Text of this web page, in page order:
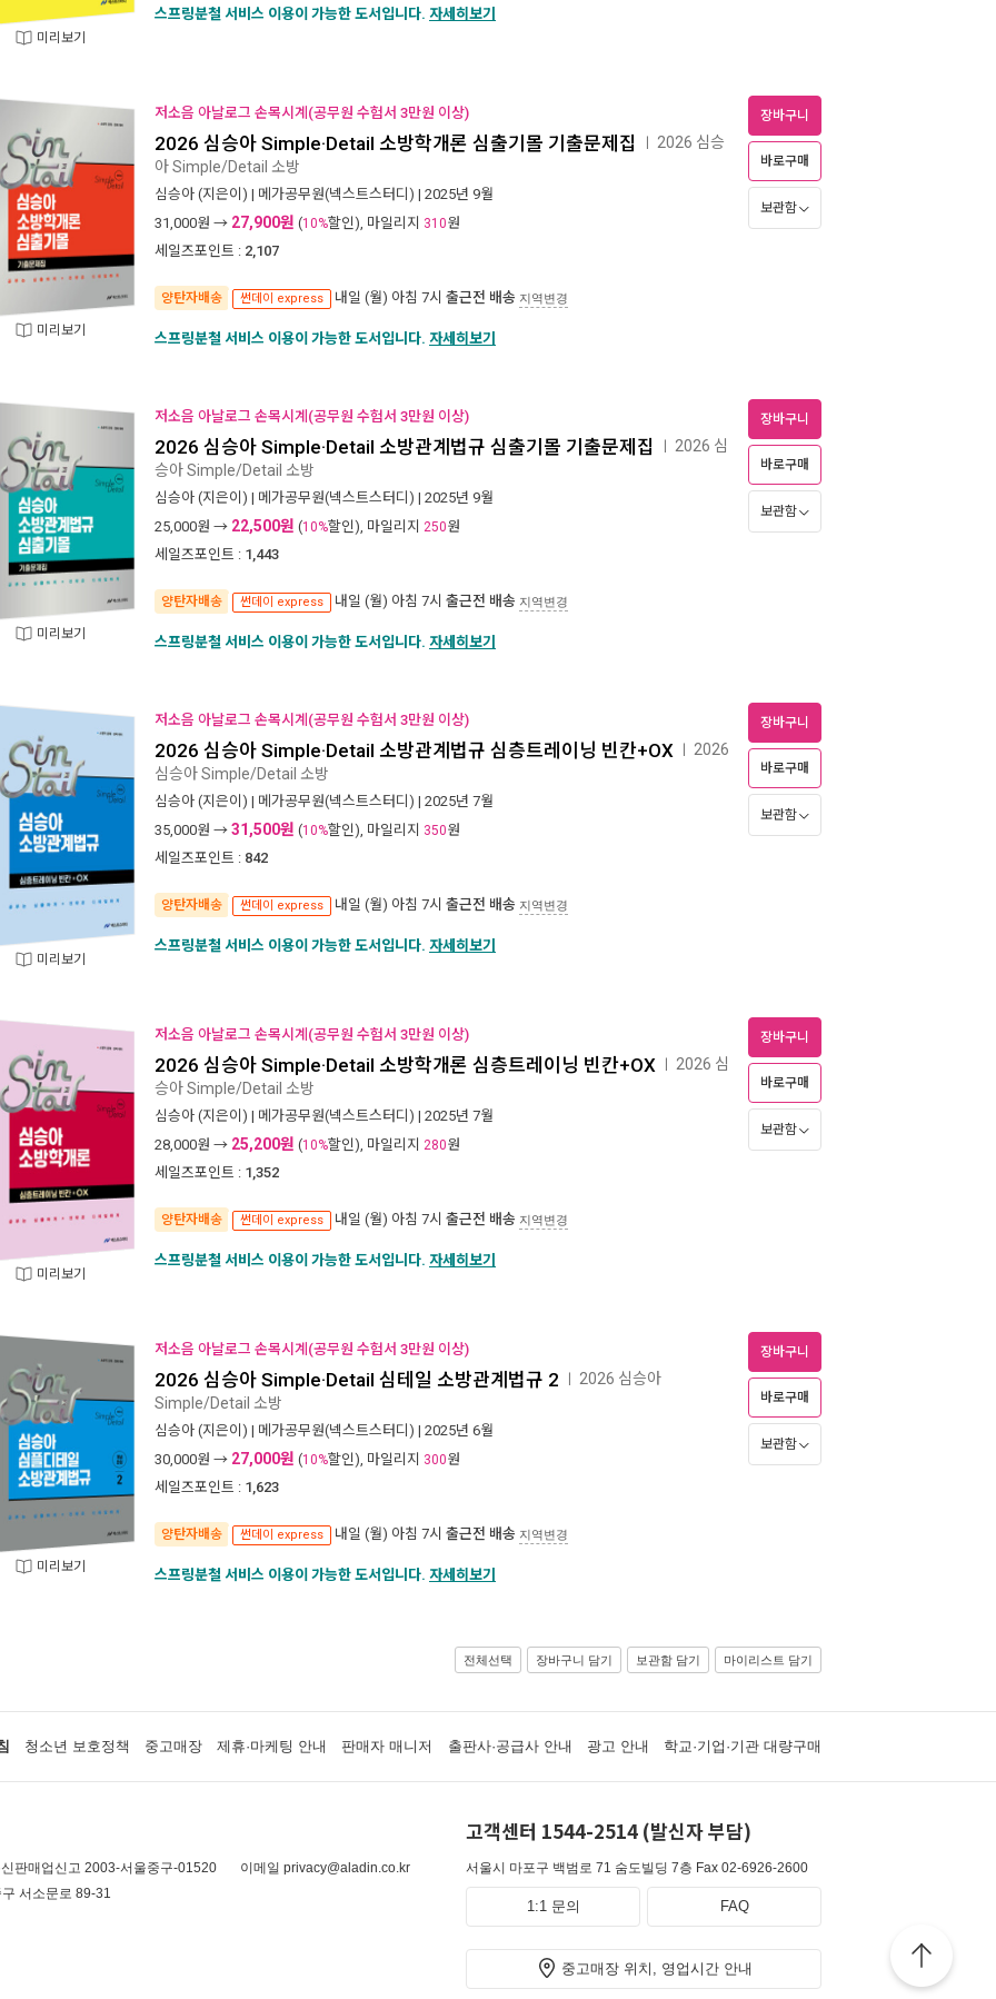
미리보기
스프링분철 서비스 이용이 가능한 도서입니다. 자세히보기
미리보기
저소음 아날로그 손목시계(공무원 수험서 3만원 이상)
2026 심승아 Simple·Detail 소방학개론 심출기몰 기출문제집 2026 심승
아 Simple/Detail 소방
심승아 (지은이) | 메가공무원(넥스트스터디) | 2025년 9월
31,000원 → 27,900원 (10%할인), 마일리지 310원
세일즈포인트 : 2,107
양탄자배송 썬데이 express 내일 (월) 아침 7시 출근전 배송 지역변경
장바구니
바로구매
보관함
스프링분철 서비스 이용이 가능한 도서입니다. 자세히보기
미리보기
저소음 아날로그 손목시계(공무원 수험서 3만원 이상)
2026 심승아 Simple·Detail 소방관계법규 심출기몰 기출문제집 2026 심
승아 Simple/Detail 소방
심승아 (지은이) | 메가공무원(넥스트스터디) | 2025년 9월
25,000원 → 22,500원 (10%할인), 마일리지 250원
세일즈포인트 : 1,443
양탄자배송 썬데이 express 내일 (월) 아침 7시 출근전 배송 지역변경
장바구니
바로구매
보관함
스프링분철 서비스 이용이 가능한 도서입니다. 자세히보기
미리보기
저소음 아날로그 손목시계(공무원 수험서 3만원 이상)
2026 심승아 Simple·Detail 소방관계법규 심층트레이닝 빈칸+OX 2026
심승아 Simple/Detail 소방
심승아 (지은이) | 메가공무원(넥스트스터디) | 2025년 7월
35,000원 → 31,500원 (10%할인), 마일리지 350원
세일즈포인트 : 842
양탄자배송 썬데이 express 내일 (월) 아침 7시 출근전 배송 지역변경
장바구니
바로구매
보관함
스프링분철 서비스 이용이 가능한 도서입니다. 자세히보기
미리보기
저소음 아날로그 손목시계(공무원 수험서 3만원 이상)
2026 심승아 Simple·Detail 소방학개론 심층트레이닝 빈칸+OX 2026 심
승아 Simple/Detail 소방
심승아 (지은이) | 메가공무원(넥스트스터디) | 2025년 7월
28,000원 → 25,200원 (10%할인), 마일리지 280원
세일즈포인트 : 1,352
양탄자배송 썬데이 express 내일 (월) 아침 7시 출근전 배송 지역변경
장바구니
바로구매
보관함
스프링분철 서비스 이용이 가능한 도서입니다. 자세히보기
미리보기
저소음 아날로그 손목시계(공무원 수험서 3만원 이상)
2026 심승아 Simple·Detail 심테일 소방관계법규 2 2026 심승아
Simple/Detail 소방
심승아 (지은이) | 메가공무원(넥스트스터디) | 2025년 6월
30,000원 → 27,000원 (10%할인), 마일리지 300원
세일즈포인트 : 1,623
양탄자배송 썬데이 express 내일 (월) 아침 7시 출근전 배송 지역변경
장바구니
바로구매
보관함
스프링분철 서비스 이용이 가능한 도서입니다. 자세히보기
전체선택 장바구니 담기 보관함 담기 마이리스트 담기
청소년 보호정책 중고매장 제휴·마케팅 안내 판매자 매니저 출판사·공급사 안내 광고 안내 학교·기업·기관 대량구매
판매업신고 2003-서울중구-01520
이메일 privacy@aladin.co.kr
서소문로 89-31
고객센터 1544-2514 (발신자 부담)
서울시 마포구 백범로 71 숨도빌딩 7층 Fax 02-6926-2600
1:1 문의 FAQ
중고매장 위치, 영업시간 안내